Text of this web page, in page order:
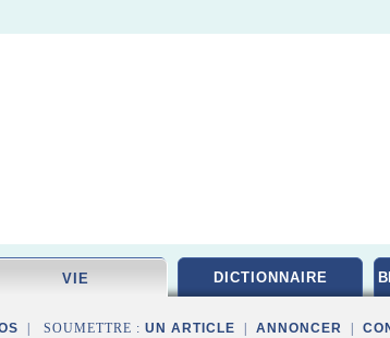
VIE DICTIONNAIRE
| SOUMETTRE : UN ARTICLE ANNONCER